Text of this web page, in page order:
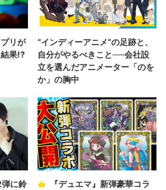
リが
果!?
“インディーアニメ“の足跡と、
自分がやるべきこと──会社設
立を選んだアニメーター「のを
か」の胸中
に鈴
『デュエマ』新弾豪華コラ